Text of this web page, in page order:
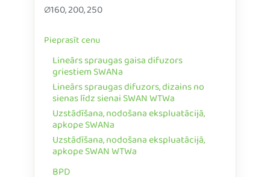
∅160, 200, 250
Pieprasīt cenu
Lineārs spraugas gaisa difuzors
griestiem SWANa
Lineārs spraugas difuzors, dizains no
sienas līdz sienai SWAN WTWa
Uzstādīšana, nodošana ekspluatācijā,
apkope SWANa
Uzstādīšana, nodošana ekspluatācijā,
apkope SWAN WTWa